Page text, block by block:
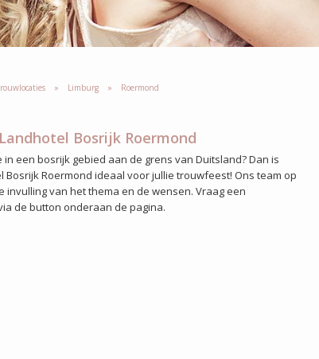
Limburg Roermond
Bosrijk Roermond
een bosrijk gebied aan de grens van Duitsland? Dan is
Bosrijk Roermond ideaal voor jullie trouwfeest! Ons team op
invulling van het thema en de wensen. Vraag een
de button onderaan de pagina.